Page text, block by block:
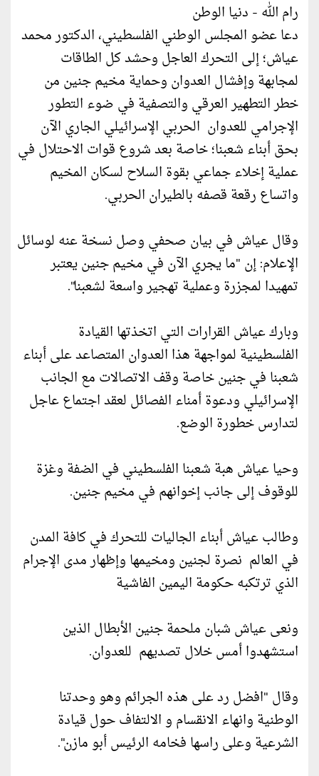
رام الله - دنيا الوطن
دعا عضو المجلس الوطني الفلسطيني، الدكتور محمد
عياش؛ إلى التحرك العاجل وحشد كل الطاقات
لمجابهة وإفشال العدوان وحماية مخيم جنين من
خطر التطهير العرقي والتصفية في ضوء التطور
الإجرامي للعدوان الحربي الإسرائيلي الجاري الآن
بحق أبناء شعبنا؛ خاصة بعد شروع قوات الاحتلال في
عملية إخلاء جماعي بقوة السلاح لسكان المخيم
واتساع رقعة قصفه بالطيران الحربي.
وقال عياش في بيان صحفي وصل نسخة عنه لوسائل
الإعلام: إن "ما يجري الآن في مخيم جنين يعتبر
تمهيدا لمجزرة وعملية تهجير واسعة لشعبنا".
وبارك عياش القرارات التي اتخذتها القيادة
الفلسطينية لمواجهة هذا العدوان المتصاعد على أبناء
شعبنا في جنين خاصة وقف الاتصالات مع الجانب
الإسرائيلي ودعوة أمناء الفصائل لعقد اجتماع عاجل
لتدارس خطورة الوضع.
وحيا عياش هبة شعبنا الفلسطيني في الضفة وغزة
للوقوف إلى جانب إخوانهم في مخيم جنين.
وطالب عياش أبناء الجاليات للتحرك في كافة المدن
في العالم نصرة لجنين ومخيمها وإظهار مدى الإجرام
الذي ترتكبه حكومة اليمين الفاشية
ونعى عياش شبان ملحمة جنين الأبطال الذين
استشهدوا أمس خلال تصديهم للعدوان.
وقال "افضل رد على هذه الجرائم وهو وحدتنا
الوطنية وانهاء الانقسام و الالتفاف حول قيادة
الشرعية وعلى راسها فخامه الرئيس أبو مازن".